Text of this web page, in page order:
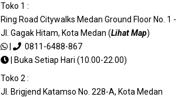
Toko 1 :
Ring Road Citywalks Medan Ground Floor No. 1 -
Jl. Gagak Hitam, Kota Medan (Lihat Map)
|
0811-6488-867
|
Buka Setiap Hari (10.00-22.00)
Toko 2 :
Jl. Brigjend Katamso No. 228-A, Kota Medan